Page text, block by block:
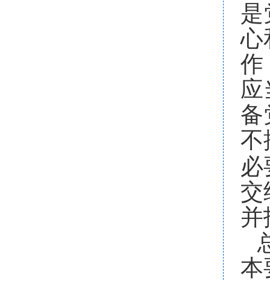
是
心
作
应
备
不
交
并
本